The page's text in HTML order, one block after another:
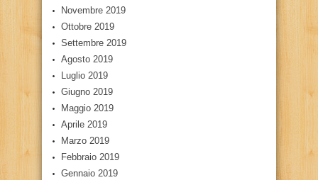
Novembre 2019
Ottobre 2019
Settembre 2019
Agosto 2019
Luglio 2019
Giugno 2019
Maggio 2019
Aprile 2019
Marzo 2019
Febbraio 2019
Gennaio 2019